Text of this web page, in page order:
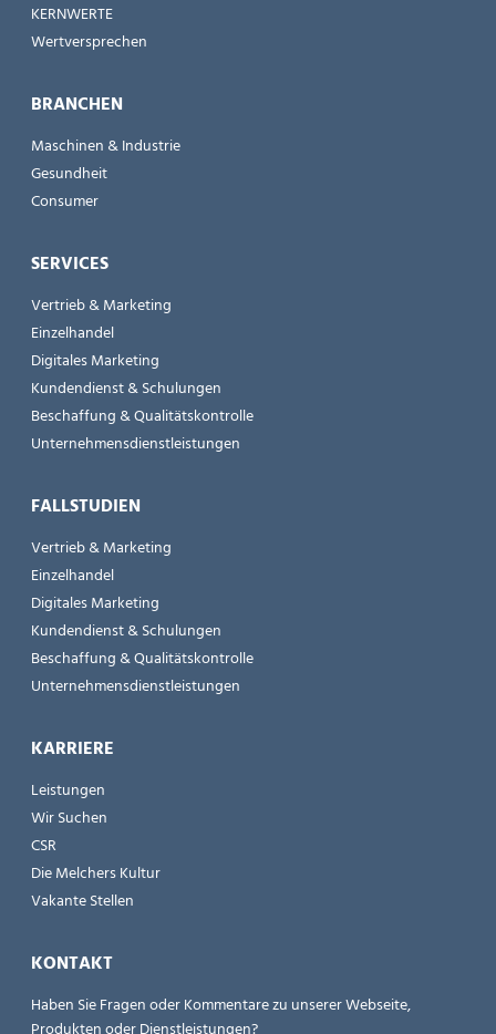
KERNWERTE
Wertversprechen
BRANCHEN
Maschinen & Industrie
Gesundheit
Consumer
SERVICES
Vertrieb & Marketing
Einzelhandel
Digitales Marketing
Kundendienst & Schulungen
Beschaffung & Qualitätskontrolle
Unternehmensdienstleistungen
FALLSTUDIEN
Vertrieb & Marketing
Einzelhandel
Digitales Marketing
Kundendienst & Schulungen
Beschaffung & Qualitätskontrolle
Unternehmensdienstleistungen
KARRIERE
Leistungen
Wir Suchen
CSR
Die Melchers Kultur
Vakante Stellen
KONTAKT
Haben Sie Fragen oder Kommentare zu unserer Webseite,